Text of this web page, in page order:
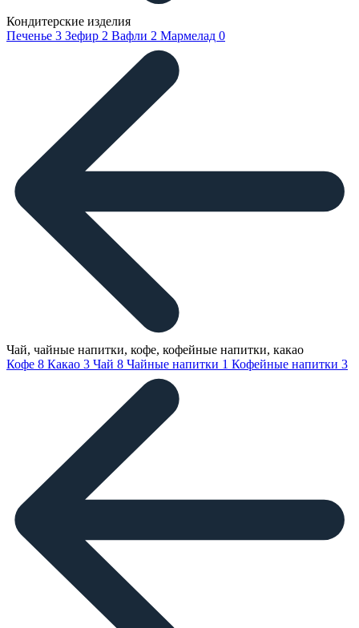
Кондитерские изделия
Печенье 3 Зефир 2 Вафли 2 Мармелад 0
Чай, чайные напитки, кофе, кофейные напитки, какао
Кофе 8 Какао 3 Чай 8 Чайные напитки 1 Кофейные напитки 3